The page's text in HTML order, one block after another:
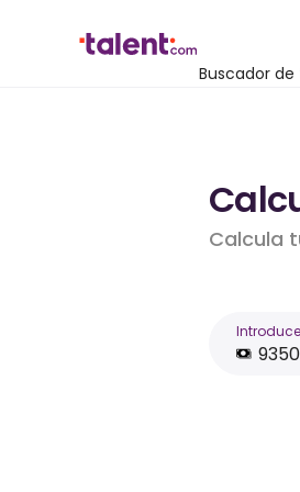
Buscador
Calcula